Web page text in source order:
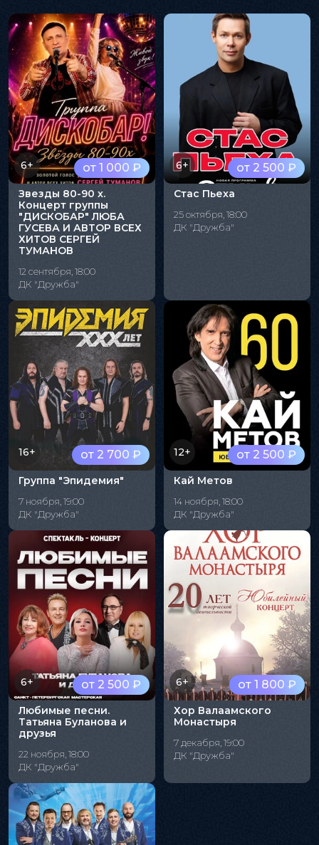
от 1 000 ₽
6+
Звезды 80-90 х.
Концерт группы
"ДИСКОБАР" ЛЮБА
ГУСЕВА И АВТОР ВСЕХ
ХИТОВ СЕРГЕЙ
ТУМАНОВ
12 сентября, 18:00
ДК "Дружба"
от 2 500 ₽
6+
Стас Пьеха
25 октября, 18:00
ДК "Дружба"
от 2 700 ₽
16+
Группа "Эпидемия"
7 ноября, 19:00
ДК "Дружба"
от 2 500 ₽
12+
Кай Метов
14 ноября, 18:00
ДК "Дружба"
от 2 500 ₽
6+
Любимые песни.
Татьяна Буланова и
друзья
22 ноября, 18:00
ДК "Дружба"
от 1 800 ₽
6+
Хор Валаамского
Монастыря
7 декабря, 19:00
ДК "Дружба"